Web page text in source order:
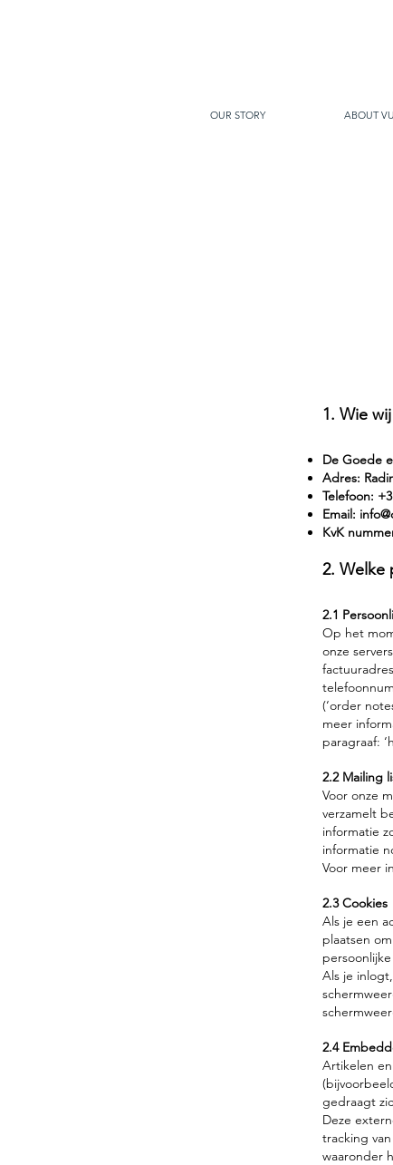
OUR STORY ABOUT
1. Wie
De Goede
Adres:
Telefoon:
Email:
KvK
2. Welke
2.1
Op het
onze
(‘order
meer
paragraaf:
2.2 Mailing
Voor onze
verzamelt
informatie
informatie
Voor meer
2.3 Cookies
Als je een
plaatsen
Als je
2.4
Artikelen
gedraagt
Deze
tracking
waaronder